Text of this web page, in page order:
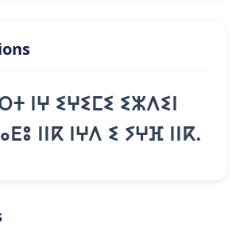
ⵏⵖ ⵉⵖⵉⵎⵉ ⵉⵣⴷⵉⵏ
ⵏⵏⴽ ⵏⵖⴷ ⵉ ⵢⵖⴼ ⵏⵏⴽ.